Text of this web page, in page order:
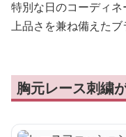
特別な日のコーディ
上品さを兼ね備えたブ
胸元レース刺繍